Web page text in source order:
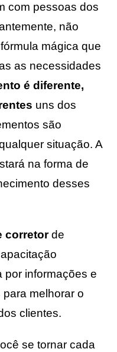
com pessoas dos
não
mágica que
as necessidades
é diferente,
uns dos
são
situação. A
na forma de
desses
corretorde
por informações e
para melhorar o
clientes.
se tornar cada